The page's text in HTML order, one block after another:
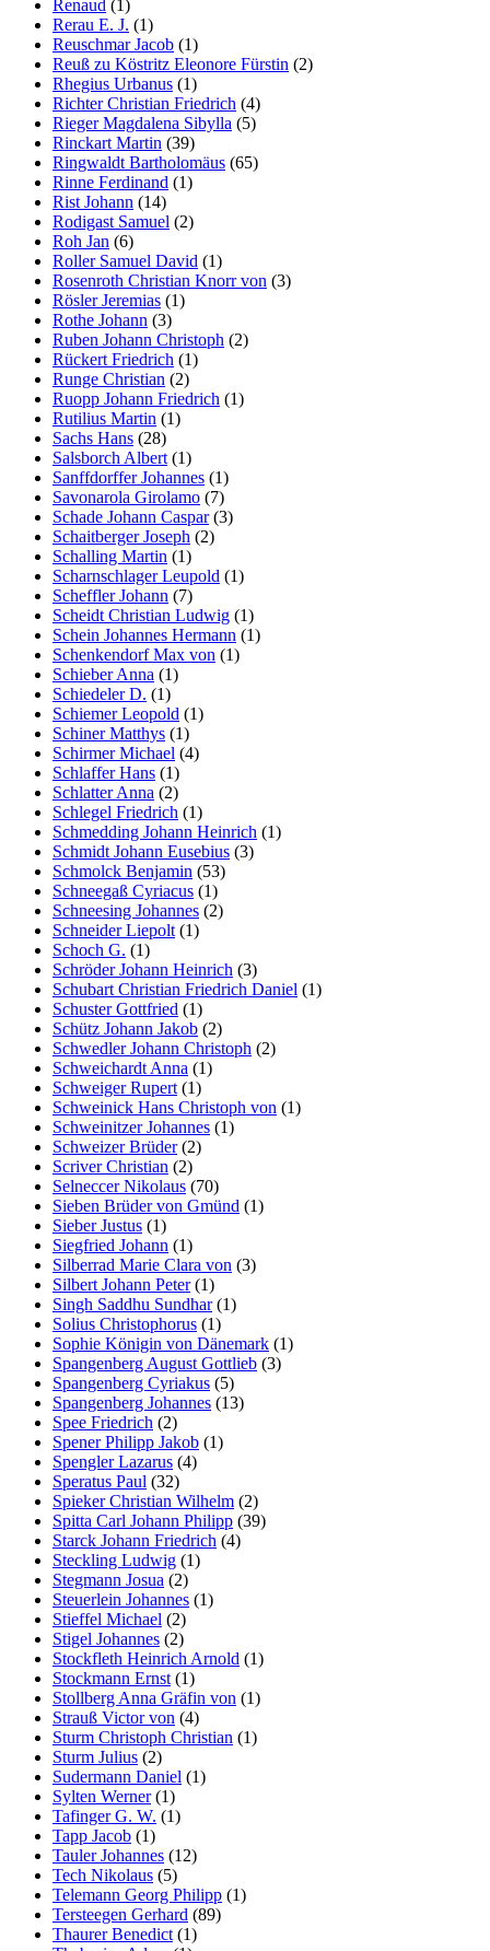
Renaud (1)
Rerau E. J. (1)
Reuschmar Jacob (1)
Reuß zu Köstritz Eleonore Fürstin (2)
Rhegius Urbanus (1)
Richter Christian Friedrich (4)
Rieger Magdalena Sibylla (5)
Rinckart Martin (39)
Ringwaldt Bartholomäus (65)
Rinne Ferdinand (1)
Rist Johann (14)
Rodigast Samuel (2)
Roh Jan (6)
Roller Samuel David (1)
Rosenroth Christian Knorr von (3)
Rösler Jeremias (1)
Rothe Johann (3)
Ruben Johann Christoph (2)
Rückert Friedrich (1)
Runge Christian (2)
Ruopp Johann Friedrich (1)
Rutilius Martin (1)
Sachs Hans (28)
Salsborch Albert (1)
Sanffdorffer Johannes (1)
Savonarola Girolamo (7)
Schade Johann Caspar(3)
Schaitberger Joseph (2)
Schalling Martin (1)
Scharnschlager Leupold (1)
Scheffler Johann (7)
Scheidt Christian Ludwig (1)
Schein Johannes Hermann (1)
Schenkendorf Max von (1)
Schieber Anna (1)
Schiedeler D. (1)
Schiemer Leopold (1)
Schiner Matthys (1)
Schirmer Michael (4)
Schlaffer Hans (1)
Schlatter Anna (2)
Schlegel Friedrich (1)
Schmedding Johann Heinrich (1)
Schmidt Johann Eusebius (3)
Schmolck Benjamin (53)
Schneegaß Cyriacus (1)
Schneesing Johannes (2)
Schneider Liepolt (1)
Schoch G. (1)
Schröder Johann Heinrich (3)
Schubart Christian Friedrich Daniel (1)
Schuster Gottfried (1)
Schütz Johann Jakob (2)
Schwedler Johann Christoph (2)
Schweichardt Anna (1)
Schweiger Rupert (1)
Schweinick Hans Christoph von (1)
Schweinitzer Johannes (1)
Schweizer Brüder(2)
Scriver Christian (2)
Selneccer Nikolaus (70)
Sieben Brüder von Gmünd (1)
Sieber Justus (1)
Siegfried Johann (1)
Silberrad Marie Clara von (3)
Silbert Johann Peter(1)
Singh Saddhu Sundhar(1)
Solius Christophorus (1)
Sophie Königin von Dänemark (1)
Spangenberg August Gottlieb (3)
Spangenberg Cyriakus (5)
Spangenberg Johannes (13)
Spee Friedrich (2)
Spener Philipp Jakob (1)
Spengler Lazarus (4)
Speratus Paul (32)
Spieker Christian Wilhelm (2)
Spitta Carl Johann Philipp (39)
Starck Johann Friedrich (4)
Steckling Ludwig (1)
Stegmann Josua (2)
Steuerlein Johannes (1)
Stieffel Michael (2)
Stigel Johannes (2)
Stockfleth Heinrich Arnold (1)
Stockmann Ernst (1)
Stollberg Anna Gräfin von (1)
Strauß Victor von (4)
Sturm Christoph Christian (1)
Sturm Julius (2)
Sudermann Daniel (1)
Sylten Werner(1)
Tafinger G. W. (1)
Tapp Jacob (1)
Tauler Johannes (12)
Tech Nikolaus (5)
Telemann Georg Philipp (1)
Tersteegen Gerhard (89)
Thaurer Benedict (1)